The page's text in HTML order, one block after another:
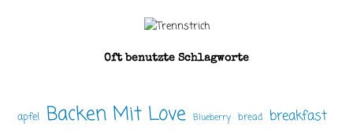
Oft benutzte Schlagworte
apfel Backen Mit Love Blueberry bread breakfast